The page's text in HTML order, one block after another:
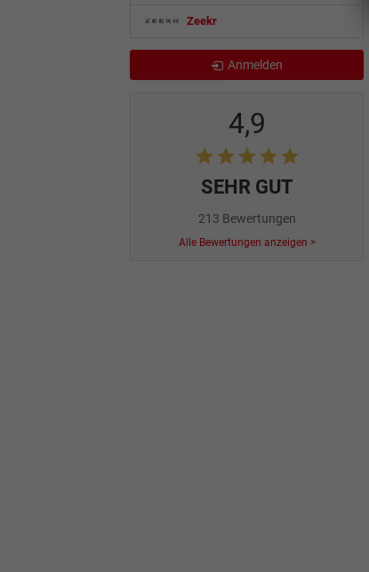
Zeekr
Anmelden
4,9
SEHR GUT
213 Bewertungen
Alle Bewertungen anzeigen >